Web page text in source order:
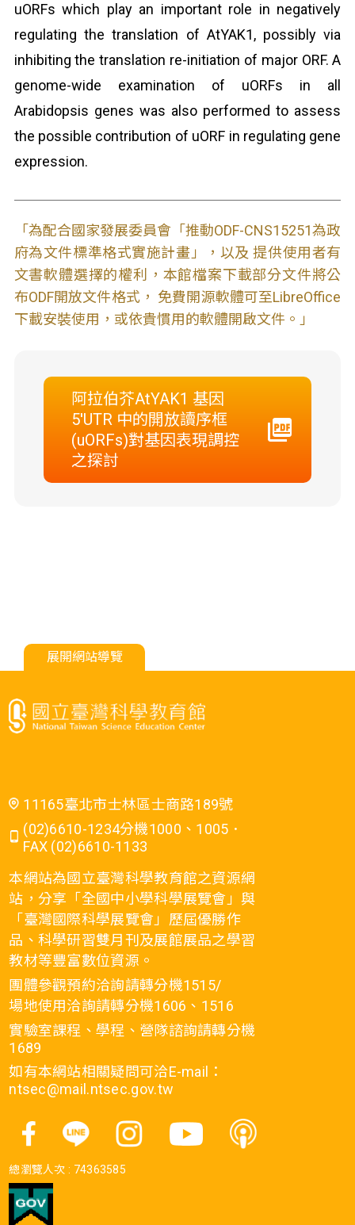
uORFs which play an important role in negatively
regulating the translation of AtYAK1, possibly via
inhibiting the translation re-initiation of major ORF. A
genome-wide examination of uORFs in all
Arabidopsis genes was also performed to assess
the possible contribution of uORF in regulating gene
expression.
「為配合國家發展委員會「推動ODF-CNS15251為政
府為文件標準格式實施計畫」，以及 提供使用者有
文書軟體選擇的權利，本館檔案下載部分文件將公
布ODF開放文件格式， 免費開源軟體可至LibreOffice
下載安裝使用，或依貴慣用的軟體開啟文件。」
阿拉伯芥AtYAK1 基因
5'UTR 中的開放讀序框
(uORFs)對基因表現調控
之探討
展開網站導覽
11165臺北市士林區士商路189號
(02)6610-1234分機1000、1005．
FAX (02)6610-1133
本網站為國立臺灣科學教育館之資源網
站，分享「全國中小學科學展覽會」與
「臺灣國際科學展覽會」歷屆優勝作
品、科學研習雙月刊及展館展品之學習
教材等豐富數位資源。
團體參觀預約洽詢請轉分機1515/
場地使用洽詢請轉分機1606、1516
實驗室課程、學程、營隊諮詢請轉分機
1689
如有本網站相關疑問可洽E-mail：
ntsec@mail.ntsec.gov.tw
總瀏覽人次 : 74363585